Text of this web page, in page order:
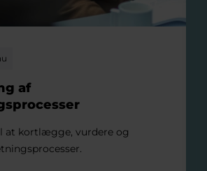
af
at kortlægge, vurdere og